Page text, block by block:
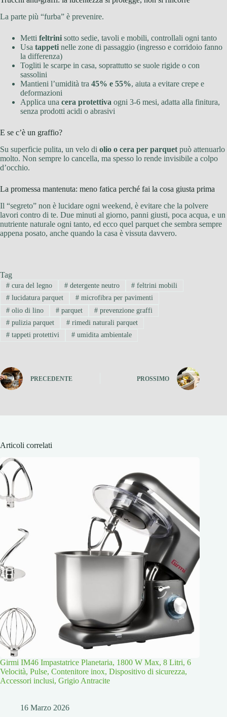
La parte più “furba” è prevenire.
Metti feltrini sotto sedie, tavoli e mobili, controllali ogni tanto
Usa tappeti nelle zone di passaggio (ingresso e corridoio fanno
la differenza)
Togliti le scarpe in casa, soprattutto se suole rigide o con
sassolini
Mantieni l’umidità tra 45% e 55%, aiuta a evitare crepe e
deformazioni
Applica una cera protettiva ogni 3-6 mesi, adatta alla finitura,
senza prodotti acidi o abrasivi
E se c’è un graffio?
Su superficie pulita, un velo di olio o cera per parquet può attenuarlo
molto. Non sempre lo cancella, ma spesso lo rende invisibile a colpo
d’occhio.
La promessa mantenuta: meno fatica perché fai la cosa giusta prima
Il “segreto” non è lucidare ogni weekend, è evitare che la polvere
lavori contro di te. Due minuti al giorno, panni giusti, poca acqua, e un
nutriente naturale ogni tanto, ed ecco quel parquet che sembra sempre
appena posato, anche quando la casa è vissuta davvero.
Tag
#cura del legno #detergente neutro # feltrini mobili
#lucidatura parquet #microfibra per pavimenti
#olio di lino #parquet # prevenzione graffi
#pulizia parquet #rimedi naturali parquet
#tappeti protettivi #umidita ambientale
PRECEDENTE PROSSIMO
Articoli correlati
Girmi IM46 Impastatrice Planetaria, 1800 W Max, 8 Litri, 6
Velocità, Pulse, Contenitore inox, Dispositivo di sicurezza,
Accessori inclusi, Grigio Antracite
16 Marzo 2026